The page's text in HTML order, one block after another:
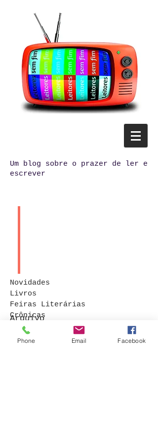
Um blog sobre o prazer de ler e
escrever
Novidades
Livros
Feiras Literárias
Crônicas
Contos
Arquivo
Procurar por tags
Phone Email Facebook